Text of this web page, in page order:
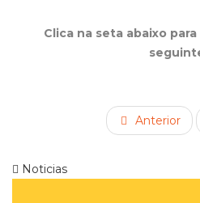
Clica na seta abaixo
Anterior
Noticias